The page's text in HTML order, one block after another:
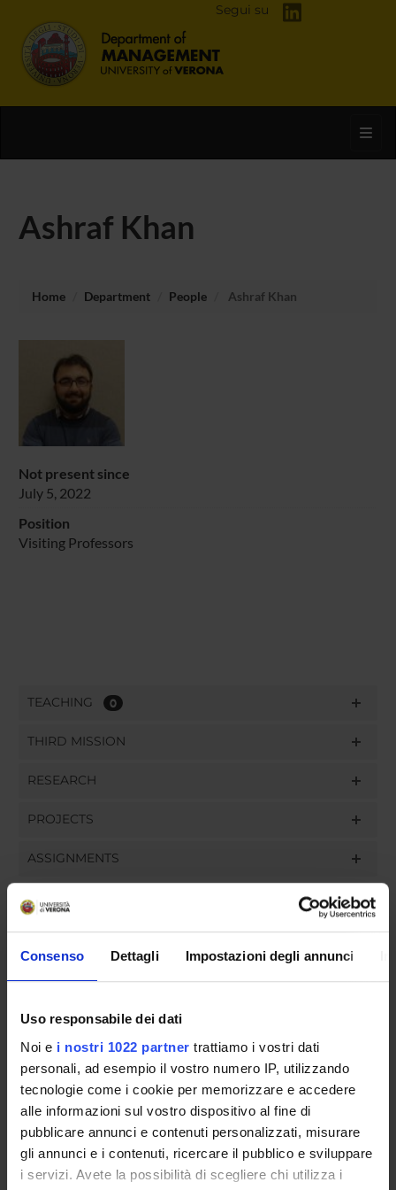
Consenso Dettagli Impostazioni degli annunci
Uso responsabile dei dati
Noi e i nostri 1022 partner trattiamo i vostri dati
personali, ad esempio il vostro numero IP, utilizzando
tecnologie come i cookie per memorizzare e accedere
alle informazioni sul vostro dispositivo al fine di
pubblicare annunci e contenuti personalizzati, misurare
gli annunci e i contenuti, ricercare il pubblico e sviluppare
i servizi. Avete la possibilità di scegliere chi utilizza i
Segui su
Ashraf Khan
Home Department People Ashraf Khan
Not present since
July 5, 2022
Position
Visiting Professors
TEACHING 0
THIRD MISSION
RESEARCH
PROJECTS
ASSIGNMENTS
ORGANISATION
COMMITTEES
DEPARTMENT ADMINISTRATION OFFICES
STUDENT ADMINISTRATION OFFICES
DEPARTMENT FACILITIES